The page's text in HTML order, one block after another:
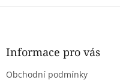
Z
Informace pro vás
Obchodní podmínky